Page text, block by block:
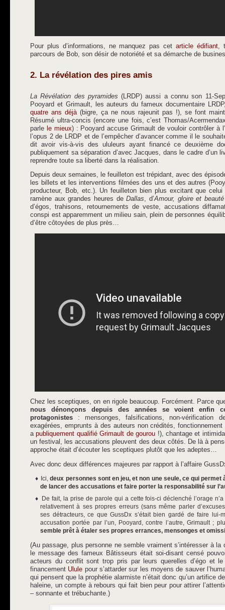
Pour plus d’informations, ne manquez pas cet article édifiant,
parcours de Bob, son désir de notoriété et sa démarche de
2. La révélation des pires amis
La Révélation des pyramides (LRDP) aussi a connu son 11-
Pooyard et Grimault, les auteurs du fameux documentaire
quatre ans déjà (bigre, ça ne nous rajeunit pas !), se font
Résumé ultra-concis (encore une fois, c’est Thomas/
parle le mieux) : Pooyard accuse Grimault de vouloir contrôler à
l’opus 2 de LRDP et de l’empêcher d’avancer comme il le
dit avoir vis-à-vis des ululeurs ayant financé ce deuxième
publiquement sa séparation d’avec Jacques, dans le cadre d’un
reprendre toute sa liberté dans la réalisation.
Depuis deux semaines, le feuilleton est trépidant, avec des
les billets et les interventions filmées des uns et des autres
producteur, Bob, etc.). Un feuilleton bien plus excitant que
ramène aux grandes heures deDallas, d’Amour, gloire et beauté
d’égos, trahisons, retournements de veste, accusations
conspi est apparemment un milieu sain, plein de personnes
d’être côtoyées de plus près…
Chez les sceptiques, on en rigole beaucoup. Forcément. Parce
nous dénonçons depuis des années se voient enfin
protagonistes : mensonges, falsifications, non-vérification
exagérées, emprunts à des auteurs non crédités,
apubliquement qualifié Grimault de gourou !), chantage et
un festival, les accusations pleuvent des deux côtés. De là à
approche était d’écouter les sceptiques plutôt que les adeptes…
Avec donc deux différences majeures par rapport à l’affaire
Ici,deux personnes sont en jeu, et non une seule, ce qui
de lancer des accusations et faire porter la responsabilité sur
De fait, la prise de parole qui a cette fois-ci déclenché l’orage
relativement à ses propres erreurs (sans même parler
ses détracteurs, ce que GussDx s’était bien gardé de faire lui-
accusation portée par l’un, Pooyard, contre l’autre, Grimault ;
semble prêt à étaler ses propres errances, mensonges et
(Au passage, plus personne ne semble vraiment s’intéresser à
le message des fameux Bâtisseurs était soi-disant censé
acteurs du conflit sont trop pris par leurs querelles d’égo et
financement Ulule pour s’attarder sur les moyens de sauver
qui pensent que la prophétie alarmiste n’était donc qu’un artifice
haleine, un compte à rebours qui fait bien peur pour attirer
– sonnante et trébuchante.)